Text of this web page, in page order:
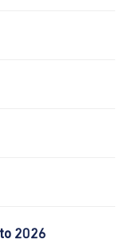
2026